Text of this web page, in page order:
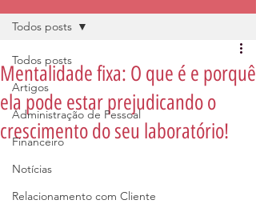
Todos posts
Artigos
Administração de Pessoal
Financeiro
Notícias
Relacionamento com Cliente
Todos posts
Mentalidade fixa: O que é e porquê
ela pode estar prejudicando o
crescimento do seu laboratório!